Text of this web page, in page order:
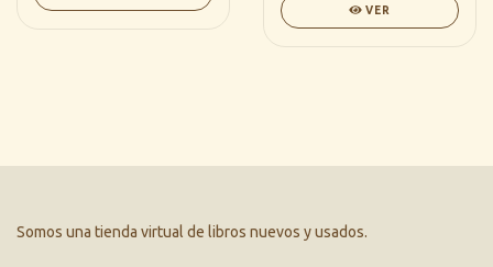
VER
Somos una tienda virtual de libros nuevos y usados.